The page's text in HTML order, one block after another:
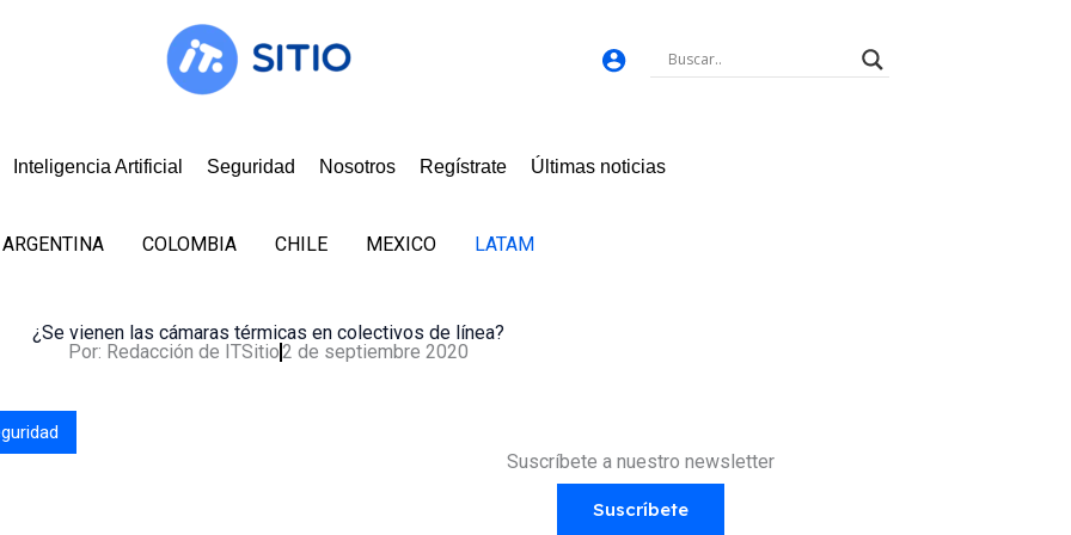
Inteligencia Artificial Seguridad Nosotros Regístrate Últimas noticias
ARGENTINA COLOMBIA CHILE MEXICO LATAM
¿Se vienen las cámaras térmicas en colectivos de línea?
Por: Redacción de ITSitio2 de septiembre 2020
Suscríbete a nuestro newsletter
Suscríbete